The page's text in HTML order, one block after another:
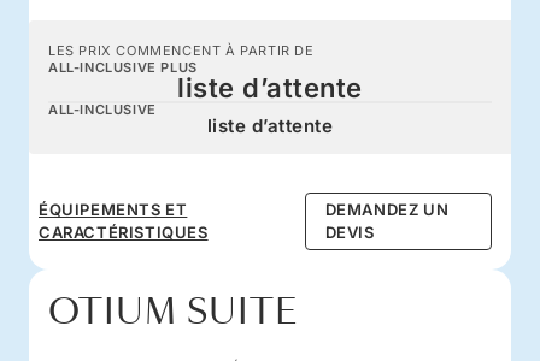
LES PRIX COMMENCENT À PARTIR DE
ALL-INCLUSIVE PLUS
liste d’attente
ALL-INCLUSIVE
liste d’attente
ÉQUIPEMENTS ET
CARACTÉRISTIQUES
DEMANDEZ UN
DEVIS
OTIUM SUITE